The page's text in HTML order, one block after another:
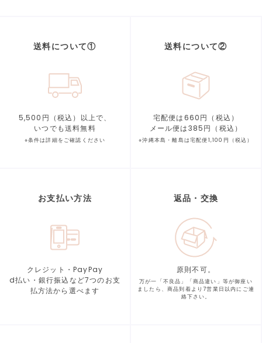
送料について①
5,500円（税込）以上で、
いつでも送料無料
※条件は詳細をご確認ください
送料について②
宅配便は660円（税込）
メール便は385円（税込）
※沖縄本島・離島は宅配便1,100円（税込）
お支払い方法
クレジット・PayPay
d払い・銀行振込など7つのお支
払方法から選べます
返品・交換
原則不可。
万が一「不良品」「商品違い」等が御座い
ましたら、商品到着より7営業日以内にご連
絡下さい。